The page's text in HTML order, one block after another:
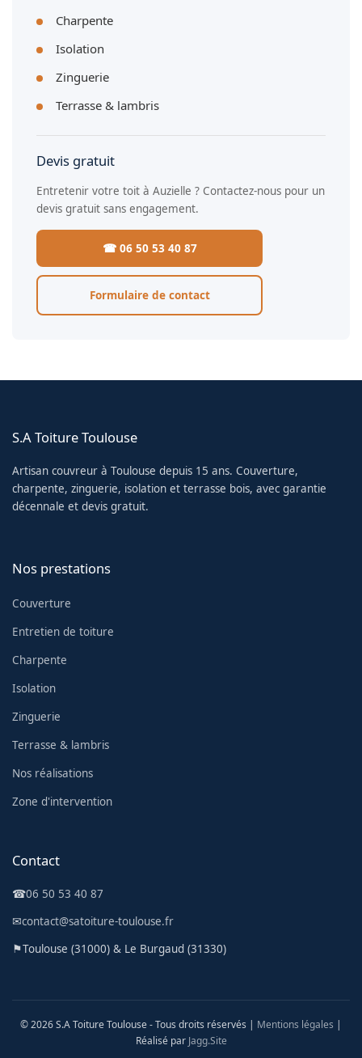
Charpente
Isolation
Zinguerie
Terrasse & lambris
Devis gratuit
Entretenir votre toit à Auzielle ? Contactez-nous pour un
devis gratuit sans engagement.
☎ 06 50 53 40 87
Formulaire de contact
S.A Toiture Toulouse
Artisan couvreur à Toulouse depuis 15 ans. Couverture,
charpente, zinguerie, isolation et terrasse bois, avec garantie
décennale et devis gratuit.
Nos prestations
Couverture
Entretien de toiture
Charpente
Isolation
Zinguerie
Terrasse & lambris
Nos réalisations
Zone d'intervention
Contact
☎06 50 53 40 87
✉contact@satoiture-toulouse.fr
⚑Toulouse (31000) & Le Burgaud (31330)
© 2026 S.A Toiture Toulouse - Tous droits réservés | Mentions légales |
Réalisé par Jagg.Site